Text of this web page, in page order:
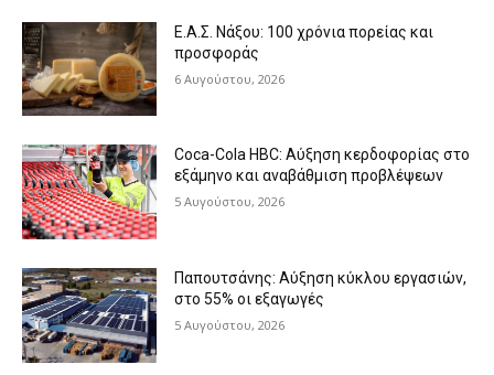
Ε.Α.Σ. Νάξου: 100 χρόνια πορείας και
προσφοράς
6 Αυγούστου, 2026
Coca-Cola HBC: Αύξηση κερδοφορίας στο
εξάμηνο και αναβάθμιση προβλέψεων
5 Αυγούστου, 2026
Παπουτσάνης: Αύξηση κύκλου εργασιών,
στο 55% οι εξαγωγές
5 Αυγούστου, 2026